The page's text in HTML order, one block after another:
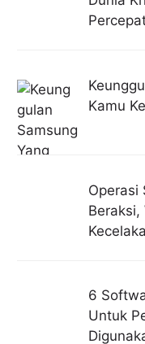
Kamu
Operasi
Beraksi,
6
Untuk